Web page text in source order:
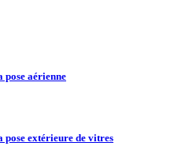
pose aérienne
pose extérieure de vitres